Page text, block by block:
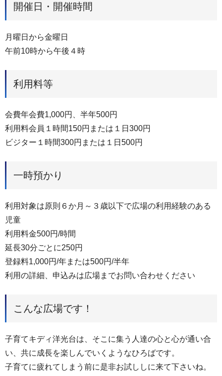
開催日・開催時間
月曜日から金曜日
午前10時から午後４時
利用料等
会費年会費1,000円、半年500円
利用料会員１時間150円または１日300円
ビジター１時間300円または１日500円
一時預かり
利用対象は原則６か月～３歳以下で広場の利用経験のある
児童
利用料金500円/時間
延長30分ごとに250円
登録料1,000円/年または500円/半年
利用の詳細、申込みは広場までお問い合わせください
こんな広場です！
子育てキディ洋光台は、そこに集う人達の心と心が通い合
い、共に成長を楽しんでいくようなひろばです。
子育てに疲れてしまう前に是非お試ししに来て下さいね。